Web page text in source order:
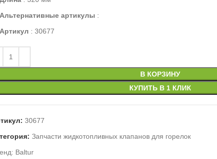
Альтернативные артикулы :
Артикул : 30677
В КОРЗИНУ
КУПИТЬ В 1 КЛИК
30677
Запчасти жидкотопливных клапанов для горелок
Baltur